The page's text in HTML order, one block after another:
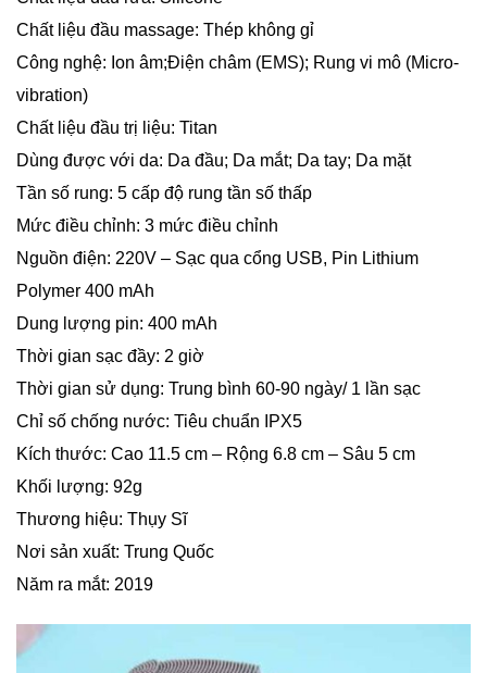
Chất liệu đầu massage: Thép không gỉ
Công nghệ: Ion âm;Điện châm (EMS); Rung vi mô (Micro-
vibration)
Chất liệu đầu trị liệu: Titan
Dùng được với da: Da đầu; Da mắt; Da tay; Da mặt
Tần số rung: 5 cấp độ rung tần số thấp
Mức điều chỉnh: 3 mức điều chỉnh
Nguồn điện: 220V – Sạc qua cổng USB, Pin Lithium
Polymer 400 mAh
Dung lượng pin: 400 mAh
Thời gian sạc đầy: 2 giờ
Thời gian sử dụng: Trung bình 60-90 ngày/ 1 lần sạc
Chỉ số chống nước: Tiêu chuẩn IPX5
Kích thước: Cao 11.5 cm – Rộng 6.8 cm – Sâu 5 cm
Khối lượng: 92g
Thương hiệu: Thụy Sĩ
Nơi sản xuất: Trung Quốc
Năm ra mắt: 2019